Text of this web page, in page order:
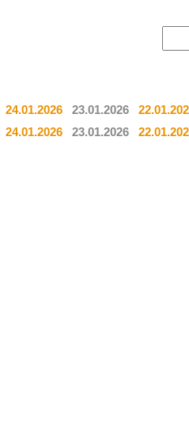
24.01.2026 23.01.2026
24.01.2026 23.01.2026